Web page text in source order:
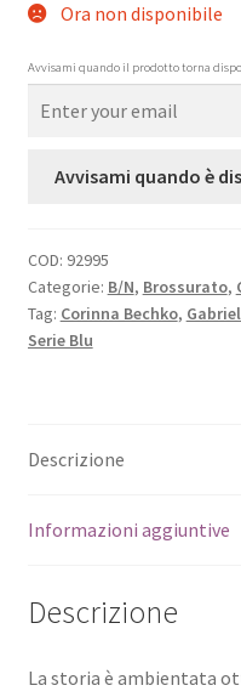
Ora non disponibile
Avvisami quando il prodotto torna
Avvisami quando è
COD: 92995
Categorie: B/N, Brossurato,
Tag: Corinna Bechko,
Serie Blu
Descrizione
Informazioni aggiuntive
Descrizione
La storia è ambientata